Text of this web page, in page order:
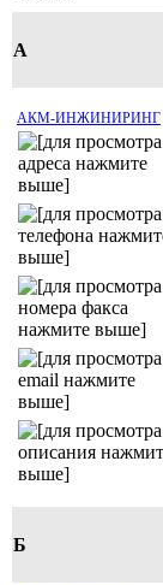
А
АКМ-ИНЖИНИРИНГ
Б